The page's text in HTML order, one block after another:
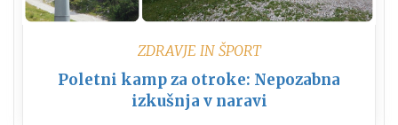
ZDRAVJE IN ŠPORT
Poletni kamp za otroke: Nepozabna
izkušnja v naravi